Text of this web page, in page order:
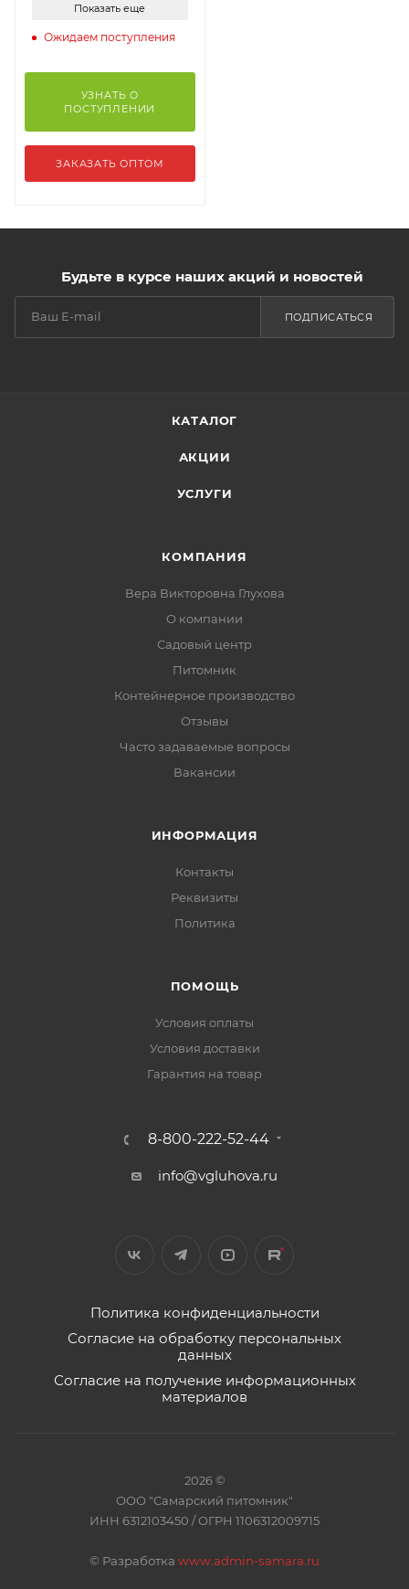
Показать еще
Ожидаем поступления
УЗНАТЬ О
ПОСТУПЛЕНИИ
ЗАКАЗАТЬ ОПТОМ
Будьте в курсе наших акций и новостей
ПОДПИСАТЬСЯ
КАТАЛОГ
АКЦИИ
УСЛУГИ
КОМПАНИЯ
Вера Викторовна Глухова
О компании
Садовый центр
Питомник
Контейнерное производство
Отзывы
Часто задаваемые вопросы
Вакансии
ИНФОРМАЦИЯ
Контакты
Реквизиты
Политика
ПОМОЩЬ
Условия оплаты
Условия доставки
Гарантия на товар
8-800-222-52-44
info@vgluhova.ru
Политика конфиденциальности
Согласие на обработку персональных
данных
Согласие на получение информационных
материалов
2026 ©
ООО "Самарский питомник"
ИНН 6312103450 / ОГРН 1106312009715
© Разработка www.admin-samara.ru